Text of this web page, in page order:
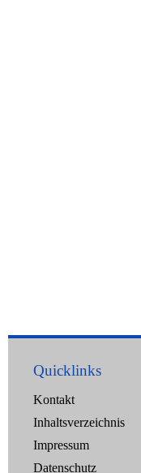
Quicklinks
Kontakt
Inhaltsverzeichnis
Impressum
Datenschutz